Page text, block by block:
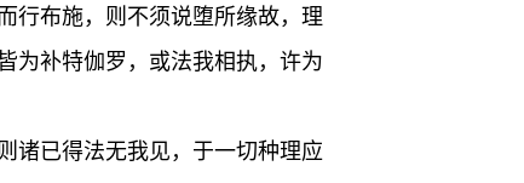
行布施，则不须说堕所缘故，理
为补特伽罗，或法我相执，许为
诸已得法无我见，于一切种理应